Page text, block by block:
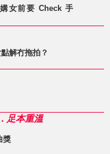
女前要 Check 手
解冇拖拍？
足本重溫
獎